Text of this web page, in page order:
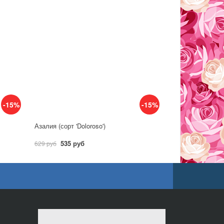
-15% -15%
Азалия (сорт 'Doloroso')
629 руб 535 руб